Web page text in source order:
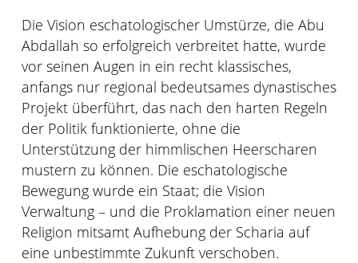
Die Vision eschatologischer Umstürze, die Abu
Abdallah so erfolgreich verbreitet hatte, wurde
vor seinen Augen in ein recht klassisches,
anfangs nur regional bedeutsames dynastisches
Projekt überführt, das nach den harten Regeln
der Politik funktionierte, ohne die
Unterstützung der himmlischen Heerscharen
mustern zu können. Die eschatologische
Bewegung wurde ein Staat; die Vision
Verwaltung – und die Proklamation einer neuen
Religion mitsamt Aufhebung der Scharia auf
eine unbestimmte Zukunft verschoben.